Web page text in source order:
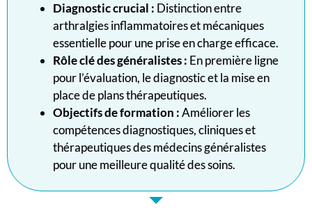
Diagnostic crucial : Distinction entre
arthralgies inflammatoires et mécaniques
essentielle pour une prise en charge efficace.
Rôle clé des généralistes : En première ligne
pour l’évaluation, le diagnostic et la mise en
place de plans thérapeutiques.
Objectifs de formation :Améliorer les
compétences diagnostiques, cliniques et
thérapeutiques des médecins généralistes
pour une meilleure qualité des soins.